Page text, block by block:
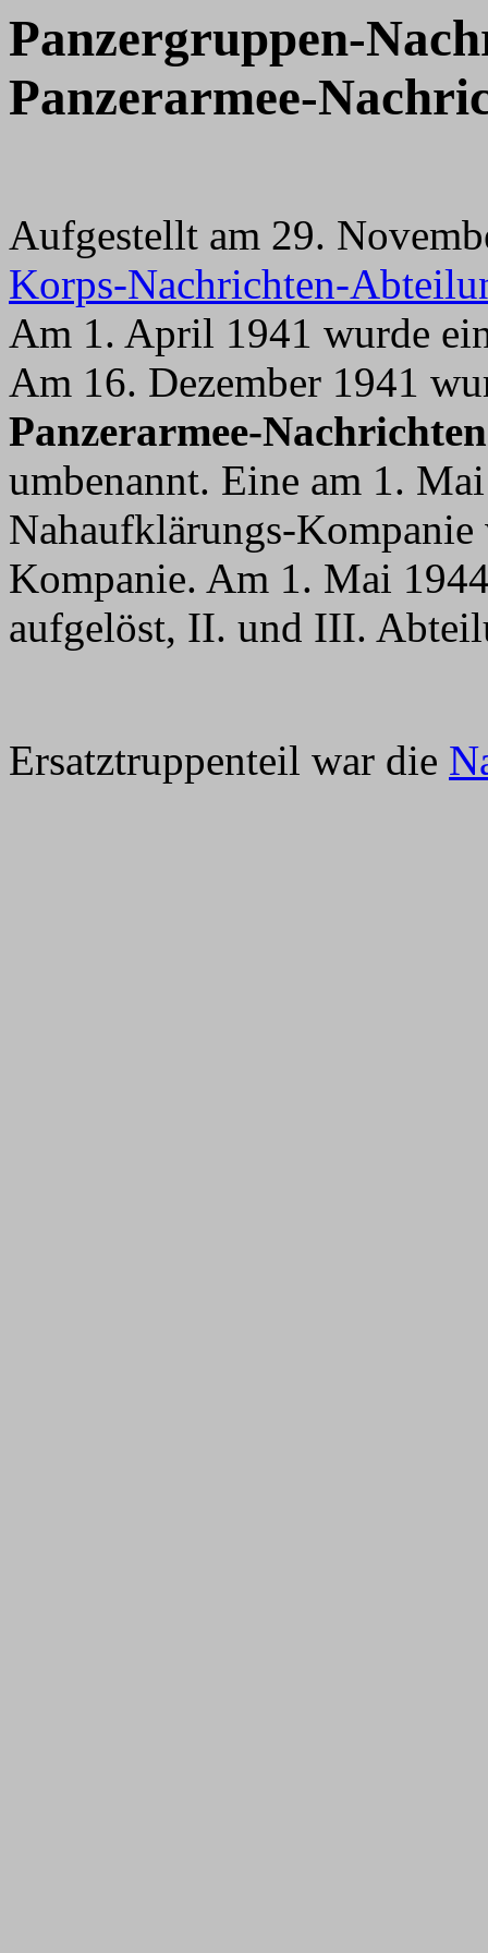
Panzergruppen-
Panzerarmee-
Aufgestellt am 29.
Korps-Nachrichten-
Am 1. April 1941 wurde
Am 16. Dezember 1941
Panzerarmee-
umbenannt. Eine am 1.
Nahaufklärungs-
Kompanie. Am 1. Mai
aufgelöst, II. und III.
Ersatztruppenteil war die